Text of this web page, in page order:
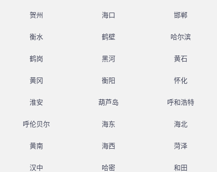
贺州 海口 邯郸
衡水 鹤壁 哈尔滨
鹤岗 黑河 黄石
黄冈 衡阳 怀化
淮安 葫芦岛 呼和浩特
呼伦贝尔 海东 海北
黄南 海西 菏泽
汉中 哈密 和田